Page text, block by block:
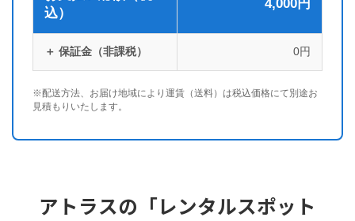
込）
4,000円
＋ 保証金（非課税） 0円
※配送方法、お届け地域により運賃（送料）は税込価格にて別途お
見積もりいたします。
アトラスの「レンタルスポット